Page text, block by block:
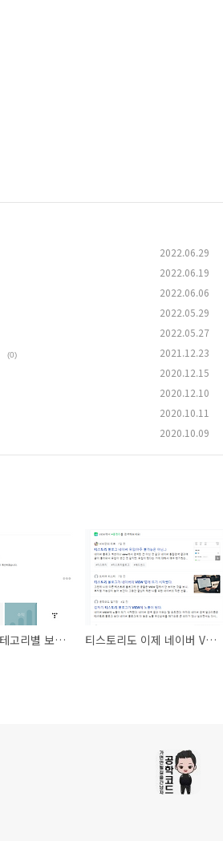
2022.06.29
2022.06.19
2022.06.06
2022.05.29
2022.05.27
(0) 2021.12.23
2020.12.15
2020.12.10
2020.10.11
2020.10.09
'글 관리' - '카테고리별 보기'에서 긴 카테고리명이 숨겨지는 현상 개선 건의 티스토리도 이제 네이버 VIEW에 다시 노출되는 것 같습니다.